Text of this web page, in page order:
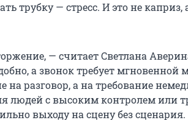
трубку — стресс. И это не каприз,
— считает Светлана
а звонок требует мгновенной
на разговор, а на требование
людей с высоким контролем или
выходу на сцену без